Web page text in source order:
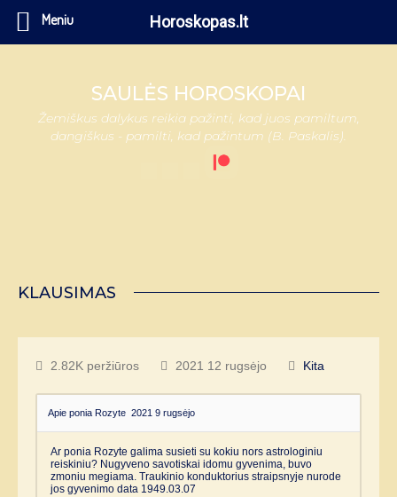
SAULĖS HOROSKOPAI
Žemiškus dalykus reikia pažinti, kad juos pamiltum,
dangiškus - pamilti, kad pažintum (B. Paskalis).
KLAUSIMAS
2.82K peržiūros 2021 12 rugsėjo Kita
Apie ponia Rozyte 2021 9 rugsėjo
Ar ponia Rozyte galima susieti su kokiu nors astrologiniu
reiskiniu? Nugyveno savotiskai idomu gyvenima, buvo
zmoniu megiama. Traukinio konduktorius straipsnyje nurode
jos gyvenimo data 1949.03.07
Meniu Horoskopas.lt